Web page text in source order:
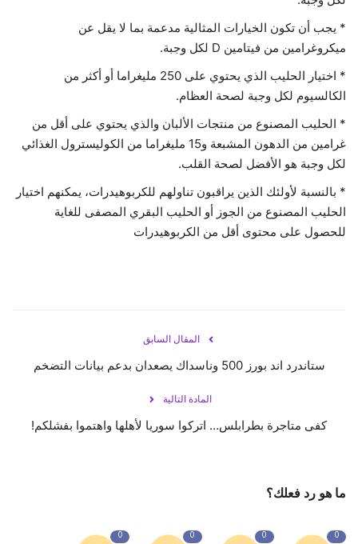
* يجب أن تكون الخيارات المثالية مدعمة بما لا يقل عن
ميكروغرامين من فيتامين D لكل وجبة.
* اختيار الحليب الذي يحتوي على 250 مليغراما أو أكثر من
الكالسيوم لكل وجبة لصحة العظام.
* الحليب المصنوع من منتجات الألبان والذي يحتوي على أقل من
غرامين من الدهون المشبعة و15 مليغراما من الكوليسترول الغذائي
لكل وجبة هو الأفضل لصحة القلب.
* بالنسبة لأولئك الذين يراقبون تناولهم للكربوهيدرات، يمكنهم اختيار
الحليب المصنوع من الجوز أو الحليب البقري المصفى للغاية
للحصول على محتوى أقل من الكربوهيدرات
المقال السابق
ستاندرد اند بورز 500 وناسداك يصعدان بدعم بيانات التضخم
المادة التالية
كفى متاجرة بطرابلس… اتركوا سوريا لأهلها واهتموا بفشلكم!
ما هو رد فعلك؟
0
0
0
0